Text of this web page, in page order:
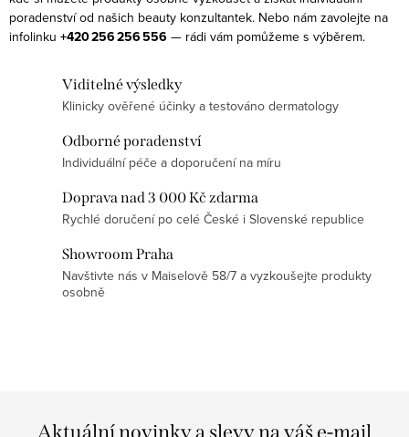
a
c
poradenství od našich beauty konzultantek. Nebo nám zavolejte na
infolinku +420 256 256 556 — rádi vám pomůžeme s výběrem.
Viditelné výsledky
Klinicky ověřené účinky a testováno dermatology
Odborné poradenství
Individuální péče a doporučení na míru
Doprava nad 3 000 Kč zdarma
Rychlé doručení po celé České i Slovenské republice
Showroom Praha
Navštivte nás v Maiselově 58/7 a vyzkoušejte produkty
osobně